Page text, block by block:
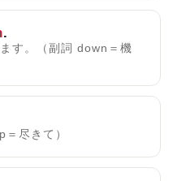
.
す。（副詞 down＝機
尽きて）